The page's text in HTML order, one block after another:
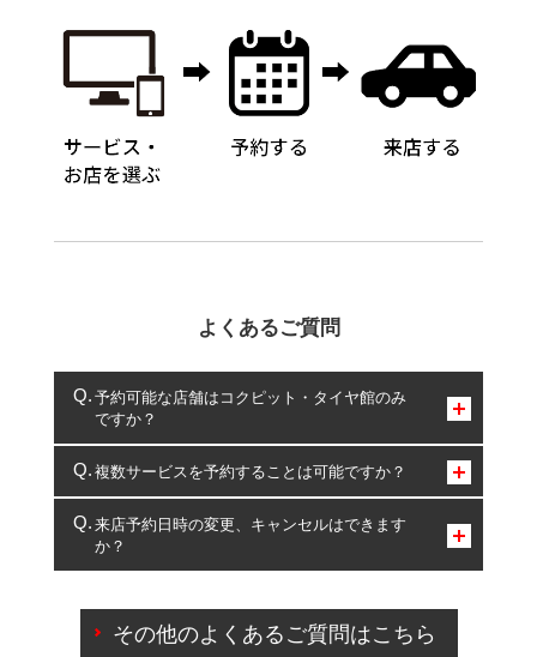
よくあるご質問
予約可能な店舗はコクピット・タイヤ館のみ
ですか？
コクピット・タイヤ館のみとなります。
複数サービスを予約することは可能ですか？
複数サービスのご予約は可能です。
一部の商品・サービスの組み合わせに限り、同時にご予約が
出来ないものもございます。
来店予約日時の変更、キャンセルはできます
か？
ご来店予約日の3営業日前を過ぎている場合のご予約
その他のよくあるご質問はこちら